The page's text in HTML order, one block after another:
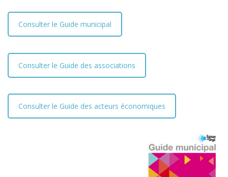
Consulter le Guide municipal
Consulter le Guide des associations
Consulter le Guide des acteurs économiques